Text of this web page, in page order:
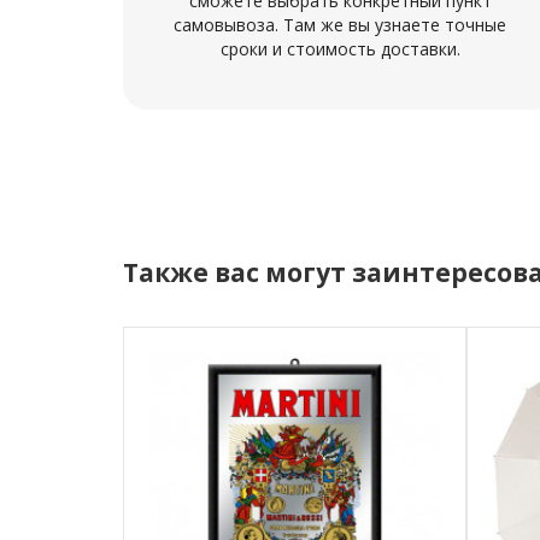
самовывоза. Там же вы узнаете точные
сроки и стоимость доставки.
Также вас могут